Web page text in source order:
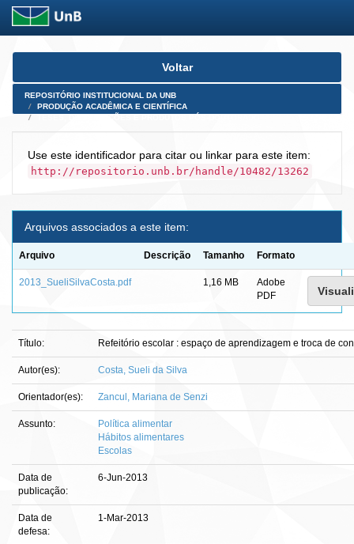
Skip
Voltar
REPOSITÓRIO INSTITUCIONAL DA UNB
PRODUÇÃO ACADÊMICA E CIENTÍFICA
Use este identificador para citar ou linkar para este item:
http://repositorio.unb.br/handle/10482/13262
Arquivos associados a este item:
Arquivo Descrição Tamanho Formato
2013_SueliSilvaCosta.pdf 1,16 MB
Adobe
PDF
Título: Refeitório escolar : espaço de aprendizagem e troca de
Autor(es): Costa, Sueli da Silva
Orientador(es): Zancul, Mariana de Senzi
Assunto:
Política alimentar
Hábitos alimentares
Escolas
Data de
publicação:
6-Jun-2013
Data de
defesa:
1-Mar-2013